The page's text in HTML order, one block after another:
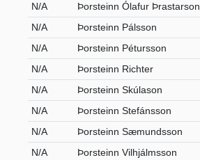
N/A
Þorsteinn Ólafur Þrastarson
N/A
Þorsteinn Pálsson
N/A
Þorsteinn Pétursson
N/A
Þorsteinn Richter
N/A
Þorsteinn Skúlason
N/A
Þorsteinn Stefánsson
N/A
Þorsteinn Sæmundsson
N/A
Þorsteinn Vilhjálmsson